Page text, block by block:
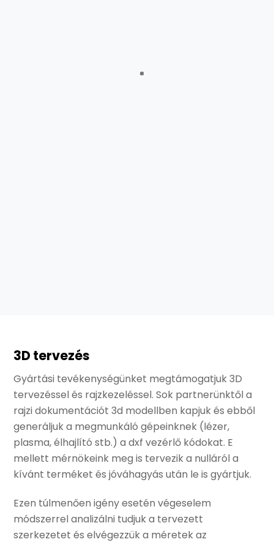
3D tervezés
Gyártási tevékenységünket megtámogatjuk 3D
tervezéssel és rajzkezeléssel. Sok partnerünktől a
rajzi dokumentációt 3d modellben kapjuk és ebből
generáljuk a megmunkáló gépeinknek (lézer,
plasma, élhajlító stb.) a dxf vezérlő kódokat. E
mellett mérnökeink meg is tervezik a nulláról a
kívánt terméket és jóváhagyás után le is gyártjuk.
Ezen túlmenően igény esetén végeselem
módszerrel analizálni tudjuk a tervezett
szerkezetet és elvégezzük a méretek az